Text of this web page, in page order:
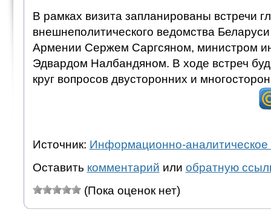
В рамках визита запланированы встречи
внешнеполитического ведомства
Армении Сержем Саргсяном, министром
Эдвардом Налбандяном. В ходе встреч
круг вопросов двусторонних и
Источник: Информационно-аналитическое
Оставить комментарий или обратную
(Пока оценок нет)